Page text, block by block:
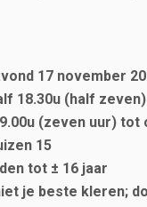
17 november
(half zeven)
uur) tot
15
tot ± 16 jaar
kleren; doe